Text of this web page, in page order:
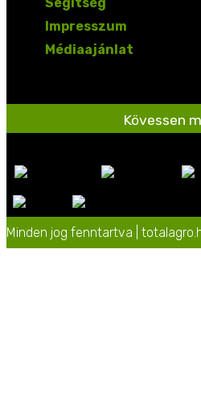
Impresszum
Médiaajánlat
Kövessen
Minden jog fenntartva |